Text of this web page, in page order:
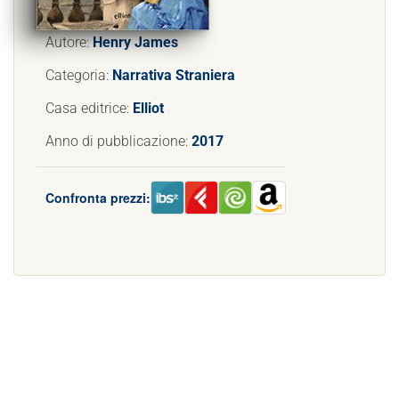
Autore:Henry James
Categoria: Narrativa Straniera
Casa editrice: Elliot
Anno di pubblicazione: 2017
Confronta prezzi: